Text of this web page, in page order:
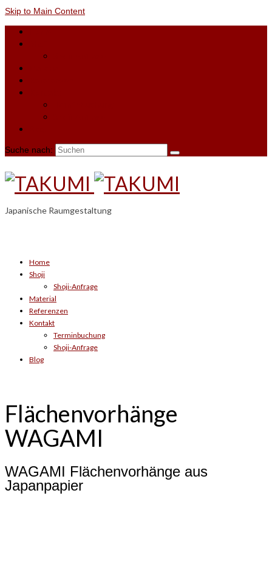
Skip to Main Content
Suche nach:
Japanische Raumgestaltung
Home
Shoji
Shoji-Anfrage
Material
Referenzen
Kontakt
Terminbuchung
Shoji-Anfrage
Blog
Flächenvorhänge
WAGAMI
WAGAMI Flächenvorhänge aus
Japanpapier